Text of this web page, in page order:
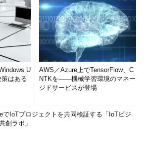
U
はある
AWS／Azure上でTensorFlow、C
NTKを――機械学習環境のマネー
ジドサービスが登場
でIoTプロジェクトを共同検証する「IoTビジ
創ラボ」